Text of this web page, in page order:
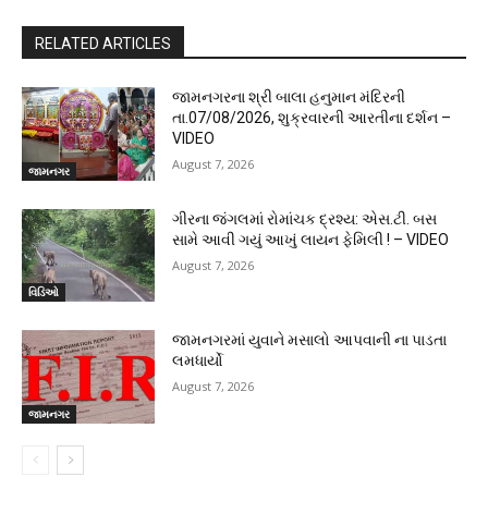
RELATED ARTICLES
જામનગર
જામનગરના શ્રી બાલા હનુમાન મંદિરની
તા.07/08/2026, શુક્રવારની આરતીના દર્શન –
VIDEO
August 7, 2026
વિડિઓ
ગીરના જંગલમાં રોમાંચક દ્રશ્ય: એસ.ટી. બસ
સામે આવી ગયું આખું લાયન ફેમિલી ! – VIDEO
August 7, 2026
જામનગર
જામનગરમાં યુવાને મસાલો આપવાની ના પાડતા
લમધાર્યો
August 7, 2026